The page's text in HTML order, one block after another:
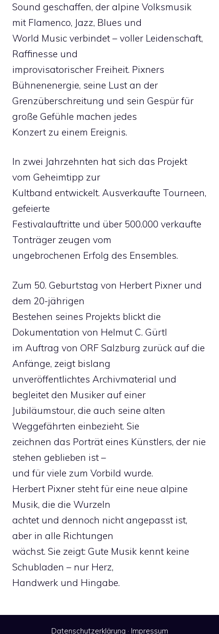
Sound geschaffen, der alpine Volksmusik
mit Flamenco, Jazz, Blues und
World Music verbindet – voller Leidenschaft,
Raffinesse und
improvisatorischer Freiheit. Pixners
Bühnenenergie, seine Lust an der
Grenzüberschreitung und sein Gespür für
große Gefühle machen jedes
Konzert zu einem Ereignis.
In zwei Jahrzehnten hat sich das Projekt
vom Geheimtipp zur
Kultband entwickelt. Ausverkaufte Tourneen,
gefeierte
Festivalauftritte und über 500.000 verkaufte
Tonträger zeugen vom
ungebrochenen Erfolg des Ensembles.
Zum 50. Geburtstag von Herbert Pixner und
dem 20-jährigen
Bestehen seines Projekts blickt die
Dokumentation von Helmut C. Gürtl
im Auftrag von ORF Salzburg zurück auf die
Anfänge, zeigt bislang
unveröffentlichtes Archivmaterial und
begleitet den Musiker auf einer
Jubiläumstour, die auch seine alten
Weggefährten einbezieht. Sie
zeichnen das Porträt eines Künstlers, der nie
stehen geblieben ist –
und für viele zum Vorbild wurde.
Herbert Pixner steht für eine neue alpine
Musik, die die Wurzeln
achtet und dennoch nicht angepasst ist,
aber in alle Richtungen
wächst. Sie zeigt: Gute Musik kennt keine
Schubladen – nur Herz,
Handwerk und Hingabe.
Datenschutzerklärung · Impressum